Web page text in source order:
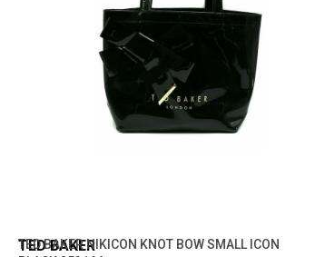
TED BAKER
TED BAKER NIKICON KNOT BOW SMALL ICON